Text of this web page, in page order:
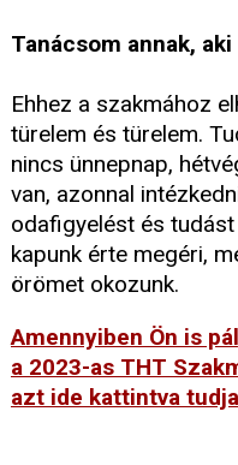
Tanácsom annak,
Ehhez a szakmához
türelem és türelem.
nincs ünnepnap,
van, azonnal
odafigyelést és
kapunk érte megéri,
örömet okozunk.
Amennyiben Ön is
a 2023-as THT
azt ide kattintva